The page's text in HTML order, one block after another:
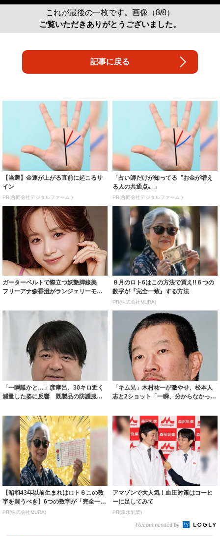
これが最後の一枚です。画像（8/8）
ご覧いただきありがとうございました。
記事に戻る
【当選】金運が上がる直前に起こるサ
イン
PR(合同会社デジタルファーム )
「占い師だけが知ってる〝お金が増え
る人の共通点〟」
PR(合同会社デジタルファーム )
ガーターベルトで際立つ妖艶脚線美
フリーアナ森香澄がランジェリーモデ
８月のロト6はこの方法で買え!!６つの
数字が『完全一致』する方法
PR(株式会社MURA)
「一瞬誰かと…」彦摩呂、30キロ近く
減量した姿に反響 既製品の防護服が
「キム兄」木村祐一が激やせ、松本人
志と2ショット「一瞬、分からなかった
【昭和43年以前生まれはロト６この数
字を買うべき】6つの数字が「完全一
致」する方...
PR(株式会社MURA)
アマゾンで大人気！血圧対策はコーヒ
ーに足してみて
PR(森永乳業)
Recommended by